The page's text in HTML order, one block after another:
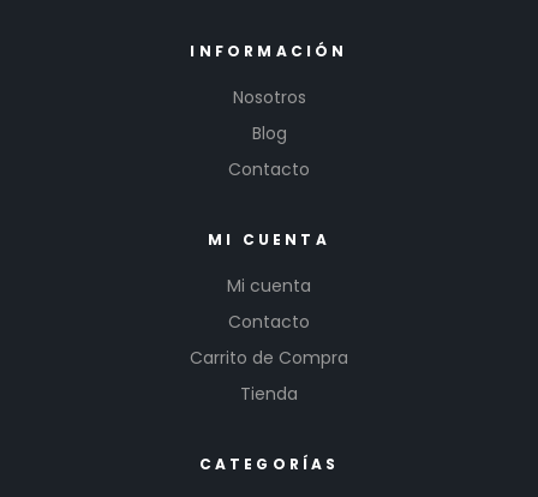
INFORMACIÓN
Nosotros
Blog
Contacto
MI CUENTA
Mi cuenta
Contacto
Carrito de Compra
Tienda
CATEGORÍAS